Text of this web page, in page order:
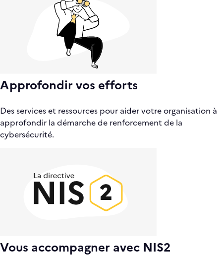
Approfondir vos efforts
Des services et ressources pour aider votre organisation à
approfondir la démarche de renforcement de la
cybersécurité.
Vous accompagner avec NIS2